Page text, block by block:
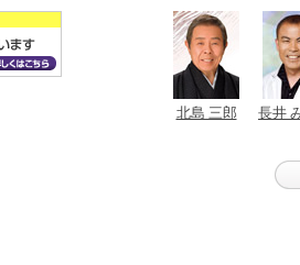
北島 三郎 長井